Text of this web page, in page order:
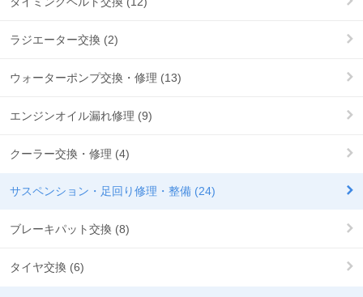
ラジエーター交換 (2)
ウォーターポンプ交換・修理 (13)
エンジンオイル漏れ修理 (9)
クーラー交換・修理 (4)
サスペンション・足回り修理・整備 (24)
ブレーキパット交換 (8)
タイヤ交換 (6)